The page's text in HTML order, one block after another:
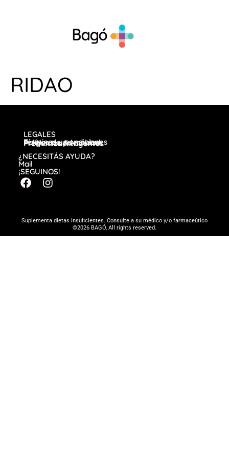
RIDAO
LEGALES
Términos y condiciones
Política de privacidad
Preguntas frecuentes
Promociones vigentes
¿NECESITÁS AYUDA?
Mail
¡SEGUINOS!
Suplementa dietas insuficientes. Consulte a su médico y/o farmaceútico
©2026 BAGÓ, All rights reserved.